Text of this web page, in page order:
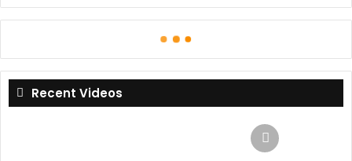
Recent Videos